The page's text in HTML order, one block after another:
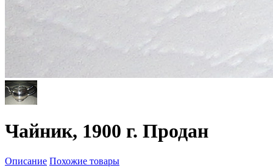
Чайник, 1900 г. Продан
Описание Похожие товары